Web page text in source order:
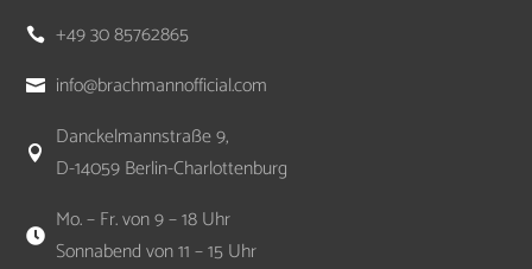
 +49 30 85762865
 info@brachmannofficial.com

Danckelmannstraße 9,
D-14059 Berlin-Charlottenburg

Mo. – Fr. von 9 – 18 Uhr
Sonnabend von 11 – 15 Uhr